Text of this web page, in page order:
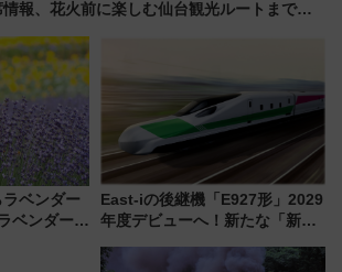
報、花火前に楽しむ仙台観光ルートまで解
ラベンダー
ベンダー」
で夏の絶景
East-iの後継機「E927形」2029
年度デビューへ！新たな「新幹
説【JR東日本】